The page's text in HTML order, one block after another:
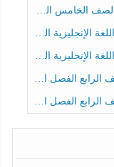
الرابع الفصل الثالث
الفصل الثالث
الفصل الثالث